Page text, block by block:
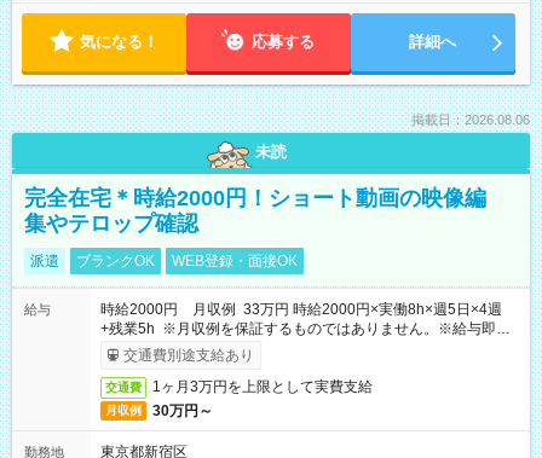
気になる！ 応募する 詳細へ
掲載日：2026.08.06
未読
完全在宅＊時給2000円！ショート動画の映像編
集やテロップ確認
派遣 ブランクOK WEB登録・面接OK
給与
時給2000円 月収例 33万円 時給2000円×実働8h×週5日×4週
+残業5h ※月収例を保証するものではありません。※給与即受
取りサービス利用可（利用条件有）
交通費別途支給あり
交通費 1ヶ月3万円を上限として実費支給
月収例 30万円～
勤務地
東京都新宿区